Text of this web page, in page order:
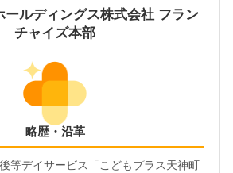
ールディングス株式会社 フラン
チャイズ本部
略歴・沿革
等デイサービス「こどもプラス天神町